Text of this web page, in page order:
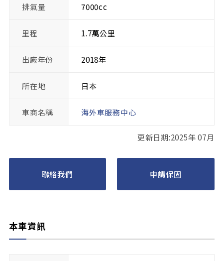
排氣量 7000cc
里程 1.7萬公里
出廠年份 2018年
所在地 日本
車商名稱 海外車服務中心
更新日期:2025年 07月
聯絡我們 申請保固
本車資訊